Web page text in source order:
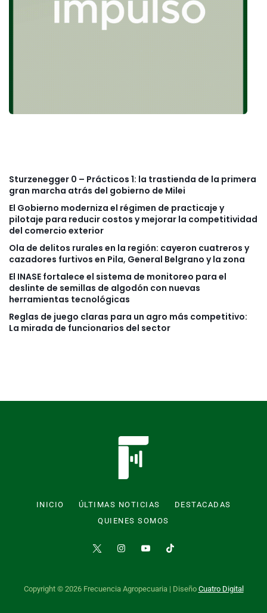
Sturzenegger 0 – Prácticos 1: la trastienda de la primera
gran marcha atrás del gobierno de Milei
El Gobierno moderniza el régimen de practicaje y
pilotaje para reducir costos y mejorar la competitividad
del comercio exterior
Ola de delitos rurales en la región: cayeron cuatreros y
cazadores furtivos en Pila, General Belgrano y la zona
El INASE fortalece el sistema de monitoreo para el
deslinte de semillas de algodón con nuevas
herramientas tecnológicas
Reglas de juego claras para un agro más competitivo:
La mirada de funcionarios del sector
INICIO ÚLTIMAS NOTICIAS
DESTACADAS
QUIENES SOMOS
Copyright © 2026 Frecuencia Agropecuaria | Diseño Cuatro Digital